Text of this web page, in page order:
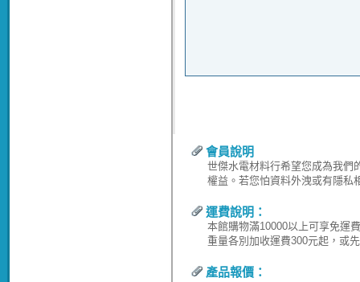
會員說明
世傑水電材料行希望您成為我們
權益。若您怕資料外洩或有隱私
運費說明：
本館購物滿10000以上可享免運
重量各別加收運費300元起，或
產品報價：